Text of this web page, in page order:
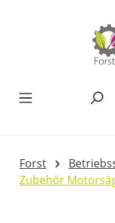
Forst
Zubehör